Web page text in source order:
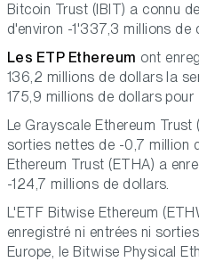
Bitcoin Trust (IBIT) a connu
d'environ -1'337,3 millions de
Les ETP Ethereum ont
136,2 millions de dollars la
175,9 millions de dollars pour
Le Grayscale Ethereum
sorties nettes de -0,7 million
Ethereum Trust (ETHA) a
-124,7 millions de dollars.
L'ETF Bitwise Ethereum
enregistré ni entrées ni
Europe, le Bitwise Physical